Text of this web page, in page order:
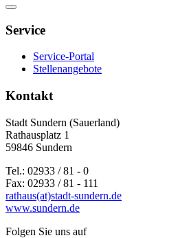
Service
Service-Portal
Stellenangebote
Kontakt
Stadt Sundern (Sauerland)
Rathausplatz 1
59846 Sundern
Tel.: 02933 / 81 - 0
Fax: 02933 / 81 - 111
rathaus(at)stadt-sundern.de
www.sundern.de
Folgen Sie uns auf